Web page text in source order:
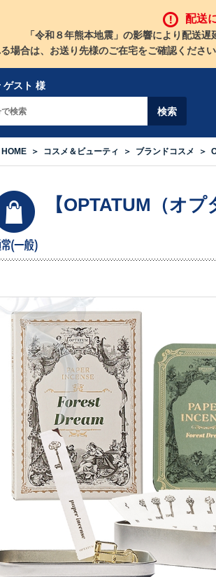
配送
「令和８年熊本地震」の影響により配送
場合は、お送り先様のご在宅をご確認くださ
ゲスト 様
HOME コスメ＆ビューティ ブランドコスメ
【OPTATUM（オ